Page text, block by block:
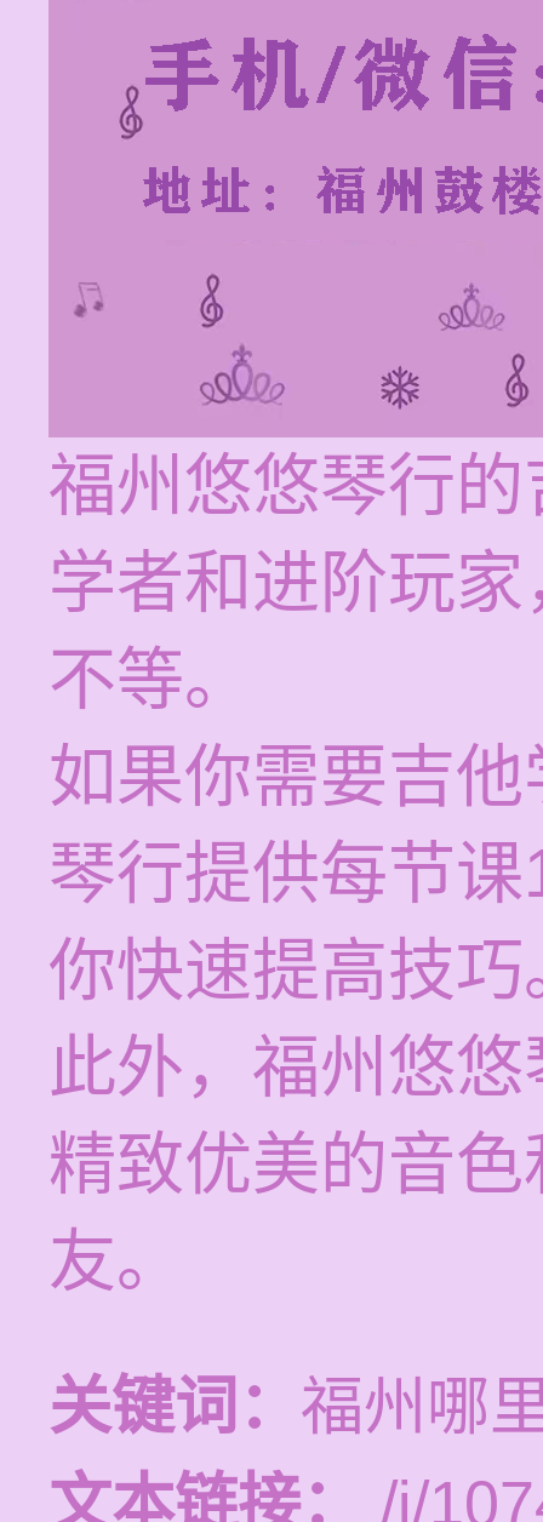
福州悠悠琴行
学者和进阶玩
不等。
如果你需要吉
琴行提供每节
你快速提高技巧
此外，福州悠
精致优美的音
友。
关键词： 福州哪
文本链接：
/i/